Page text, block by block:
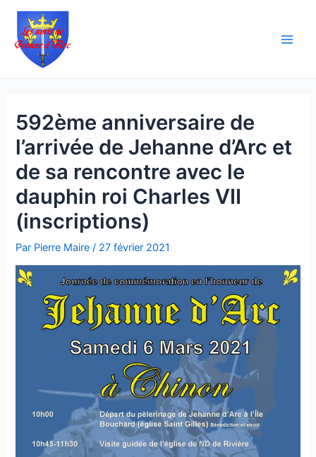
Aller
contenu
592ème anniversaire de
l’arrivée de Jehanne d’Arc et
de sa rencontre avec le
dauphin roi Charles VII
(inscriptions)
Par Pierre Maire/ 27 février 2021
Navigation
articles